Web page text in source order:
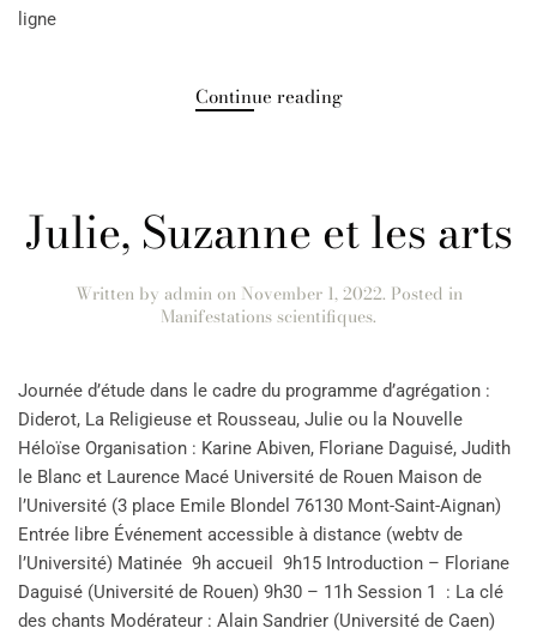
ligne
Continue reading
Julie, Suzanne et les arts
Written by admin on November 1, 2022. Posted in
Manifestations scientifiques.
Journée d’étude dans le cadre du programme d’agrégation :
Diderot, La Religieuse et Rousseau, Julie ou la Nouvelle
Héloïse Organisation : Karine Abiven, Floriane Daguisé, Judith
le Blanc et Laurence Macé Université de Rouen Maison de
l’Université (3 place Emile Blondel 76130 Mont-Saint-Aignan)
Entrée libre Événement accessible à distance (webtv de
l’Université) Matinée 9h accueil 9h15 Introduction – Floriane
Daguisé (Université de Rouen) 9h30 – 11h Session 1 : La clé
des chants Modérateur : Alain Sandrier (Université de Caen)